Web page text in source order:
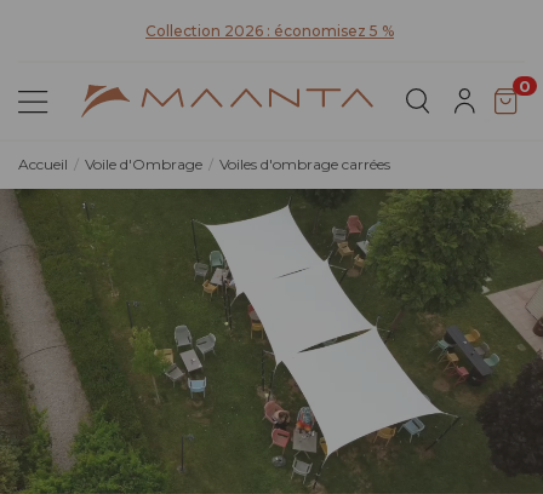
Collection 2026 : économisez 5 %
0
Accueil Voile d'Ombrage Voiles d'ombrage carrées